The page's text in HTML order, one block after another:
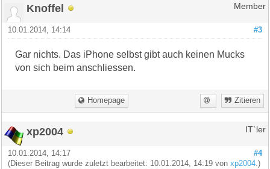
Knoffel Member
#3
10.01.2014, 14:14
Gar nichts. Das iPhone selbst gibt auch keinen Mucks
von sich beim anschliessen.
Homepage Zitieren
xp2004 IT`ler
#4
10.01.2014, 14:17
(Dieser Beitrag wurde zuletzt bearbeitet: 10.01.2014, 14:19 vonxp2004 .)